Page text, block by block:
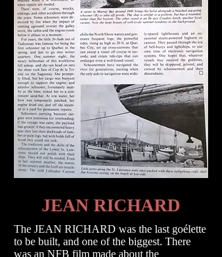
JEAN RICHARD
The JEAN RICHARD was the last goélette
to be built, and one of the biggest. There
was an NFB film made about the